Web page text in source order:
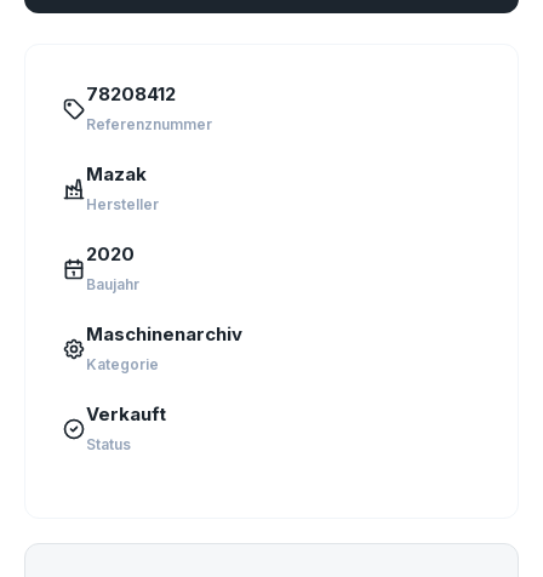
78208412
Referenznummer
Mazak
Hersteller
2020
Baujahr
Maschinenarchiv
Kategorie
Verkauft
Status